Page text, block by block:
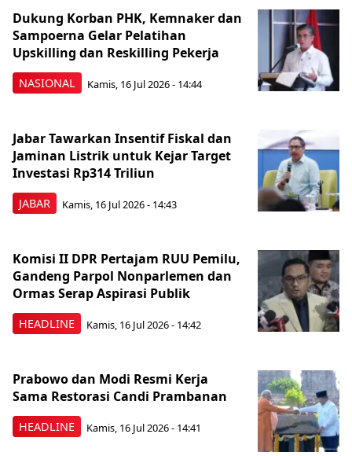
NASIONAL
Dukung Korban PHK, Kemnaker dan
Sampoerna Gelar Pelatihan
Upskilling dan Reskilling Pekerja
Kamis, 16 Jul 2026 - 14:44
JABAR
Jabar Tawarkan Insentif Fiskal dan
Jaminan Listrik untuk Kejar Target
Investasi Rp314 Triliun
Kamis, 16 Jul 2026 - 14:43
HEADLINE
Komisi II DPR Pertajam RUU Pemilu,
Gandeng Parpol Nonparlemen dan
Ormas Serap Aspirasi Publik
Kamis, 16 Jul 2026 - 14:42
HEADLINE
Prabowo dan Modi Resmi Kerja
Sama Restorasi Candi Prambanan
Kamis, 16 Jul 2026 - 14:41